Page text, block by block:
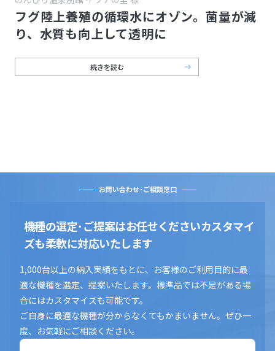
フグ陸上養殖の循環水にオゾン。菌量が減
り、水質も向上して透明に
続きを読む
お問い合わせ･ご相談窓口
機種の選定･ご提案はお任せくださいカスタマイ
ズも柔軟に対応いたします
1,000台以上の納入実績をもとに、お客様のご利用目的に最
適な機種を選定、提案いたします。標準品では不足がある場
合にはカスタマイズも可能です。
ご自身に最適な機種が分からなくてもかまいません。ぜひ一
度、お気軽にご相談ください。